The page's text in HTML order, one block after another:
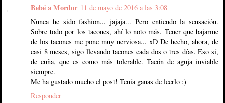
Bebé a Mordor 11 de mayo de 2016 a las 3:08
Nunca he sido fashion... jajaja... Pero entiendo la sensación.
Sobre todo por los tacones, ahí lo noto más. Tener que bajarme
de los tacones me pone muy nerviosa... xD De hecho, ahora, de
casi 8 meses, sigo llevando tacones cada dos o tres días. Eso sí,
de cuña, que es como más tolerable. Tacón de aguja inviable
siempre.
Me ha gustado mucho el post! Tenía ganas de leerlo :)
Responder